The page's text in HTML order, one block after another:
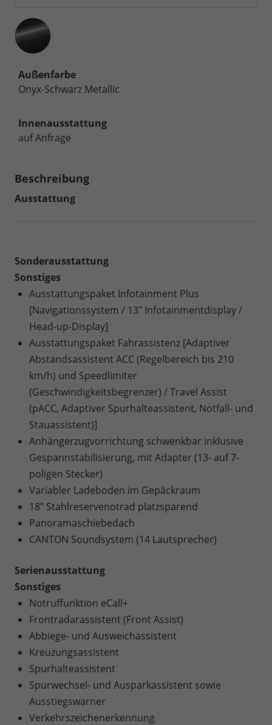
Außenfarbe
Onyx-Schwarz Metallic
Innenausstattung
auf Anfrage
Beschreibung
Ausstattung
Sonderausstattung
Sonstiges
Ausstattungspaket Infotainment Plus
[Navigationssystem / 13" Infotainmentdisplay /
Head-up-Display]
Ausstattungspaket Fahrassistenz [Adaptiver
Abstandsassistent ACC (Regelbereich bis 210
km/h) und Speedlimiter
(Geschwindigkeitsbegrenzer) / Travel Assist
(pACC, Adaptiver Spurhalteassistent, Notfall- und
Stauassistent)]
Anhängerzugvorrichtung schwenkbar inklusive
Gespannstabilisierung, mit Adapter (13- auf 7-
poligen Stecker)
Variabler Ladeboden im Gepäckraum
18" Stahlreservenotrad platzsparend
Panoramaschiebedach
CANTON Soundsystem (14 Lautsprecher)
Serienausstattung
Sonstiges
Notruffunktion eCall+
Frontradarassistent (Front Assist)
Abbiege- und Ausweichassistent
Kreuzungsassistent
Spurhalteassistent
Spurwechsel- und Ausparkassistent sowie
Ausstiegswarner
Verkehrszeichenerkennung